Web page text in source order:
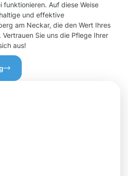
Auf diese Weise
und effektive
am Neckar, die den Wert Ihres
Sie uns die Pflege Ihrer
aus!